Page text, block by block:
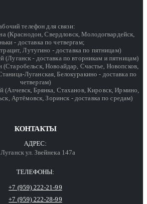
телефон для связи:
(Краснодон, Свердловск, Молодогвардейск,
- доставка по четвергам;
Лутугино - доставка по пятницам)
(Луганск - доставка по вторникам и пятницам)
Новоайдар, Счастье, Новопсков,
Луганская, Белокуракино - доставка по
четвергам)
(Алчевск, Брянка, Стаханов, Кировск, Ирмино,
Артёмовск, Зоринск - доставка по средам)
КОНТАКТЫ
АДРЕС:
Луганск ул. Звейнека 147а
ТЕЛЕФОНЫ:
+7 (959) 222-21-99
+7 (959) 222-28-99